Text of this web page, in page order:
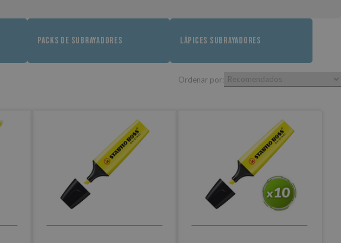
PACKS DE SUBRAYADORES LÁPICES SUBRAYADORES
Ordenar por: